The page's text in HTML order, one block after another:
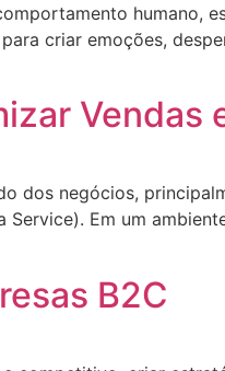
humano,
criar emoções,
Vendas
dos negócios,
Service). Em um
B2C